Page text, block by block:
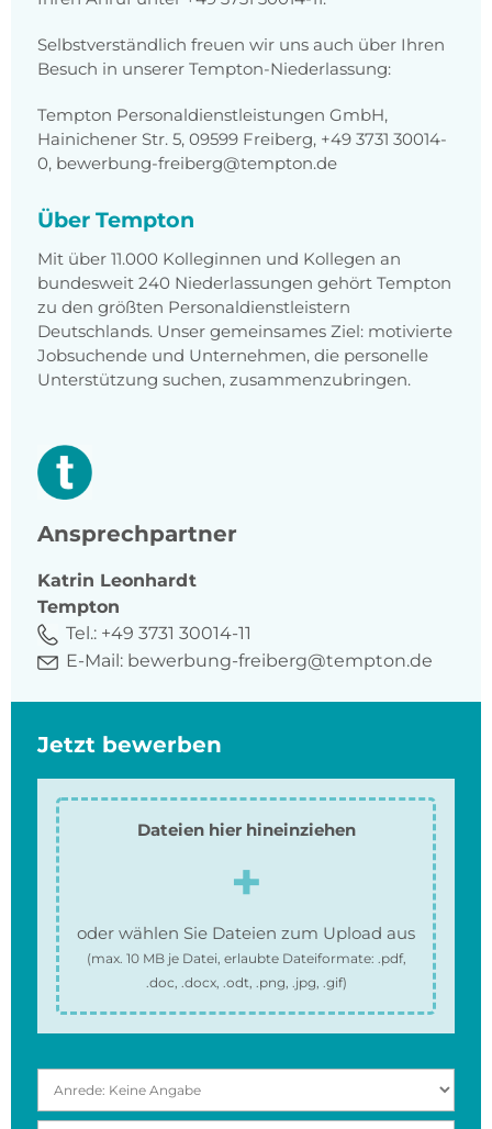
Selbstverständlich freuen wir uns auch über Ihren
Besuch in unserer Tempton-Niederlassung:
Tempton Personaldienstleistungen GmbH,
Hainichener Str. 5, 09599 Freiberg, +49 3731 30014-
0, bewerbung-freiberg@tempton.de
Über Tempton
Mit über 11.000 Kolleginnen und Kollegen an
bundesweit 240 Niederlassungen gehört Tempton
zu den größten Personaldienstleistern
Deutschlands. Unser gemeinsames Ziel: motivierte
Jobsuchende und Unternehmen, die personelle
Unterstützung suchen, zusammenzubringen.
Ansprechpartner
Katrin Leonhardt
Tempton
Tel.: +49 3731 30014-11
E-Mail: bewerbung-freiberg@tempton.de
Jetzt bewerben
Dateien hier hineinziehen
oder wählen Sie Dateien zum Upload aus
(max. 10 MBje Datei, erlaubte Dateiformate: .pdf,
.doc, .docx, .odt, .png, .jpg, .gif)